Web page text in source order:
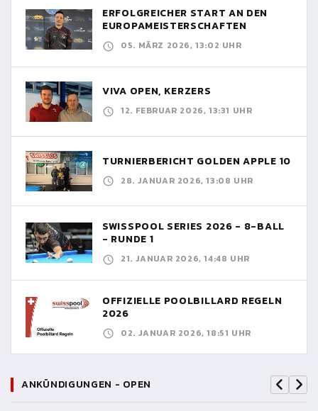
ERFOLGREICHER START AN DEN
EUROPAMEISTERSCHAFTEN
05. MÄRZ 2026, 13:02 UHR
VIVA OPEN, KERZERS
12. FEBRUAR 2026, 13:31 UHR
TURNIERBERICHT GOLDEN APPLE 10
28. JANUAR 2026, 13:08 UHR
SWISSPOOL SERIES 2026 - 8-BALL
- RUNDE 1
21. JANUAR 2026, 14:48 UHR
OFFIZIELLE POOLBILLARD REGELN
2026
02. JANUAR 2026, 18:51 UHR
ANKÜNDIGUNGEN - OPEN